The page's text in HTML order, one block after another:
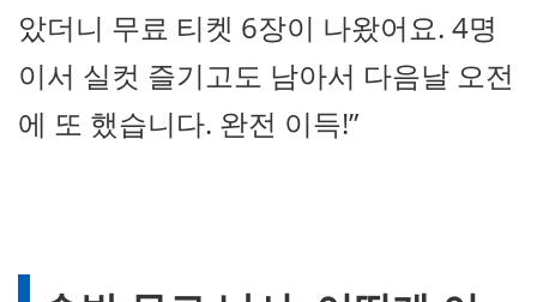
았더니 무료 티켓 6장이 나왔어요. 4명
이서 실컷 즐기고도 남아서 다음날 오전
에 또 했습니다. 완전 이득!”